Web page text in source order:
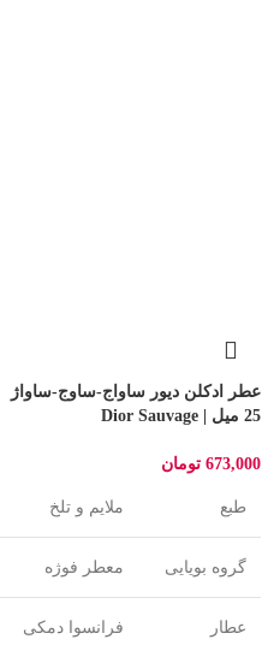
عطر ادکلن دیور ساواج-ساوج-ساواژ
25 میل | Dior Sauvage
673,000 تومان
طبع ملایم و تلخ
گروه بویایی معطر فوژه
عطار فرانسوا دمکی